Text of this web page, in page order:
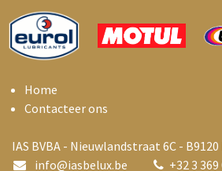
Home
Contacteer ons
IAS BVBA - Nieuwlandstraat 6C -
info@iasbelux.be +32 3